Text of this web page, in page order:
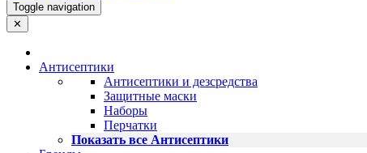
Toggle navigation
✕
Антисептики
Антисептики и дезсредства
Защитные маски
Наборы
Перчатки
Показать все Антисептики